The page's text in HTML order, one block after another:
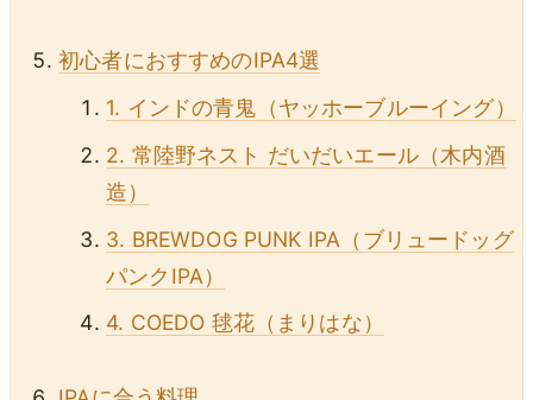
初心者におすすめのIPA4選
1. インドの青鬼（ヤッホーブルーイング）
2. 常陸野ネスト だいだいエール（木内酒
造）
3. BREWDOG PUNK IPA（ブリュードッグ
パンクIPA）
4. COEDO 毬花（まりはな）